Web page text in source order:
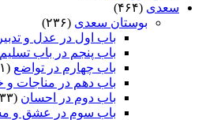
سعدی (۴۶۴)
بوستان سعدی (۲۳۶)
باب اول در عدل و
باب پنجم در باب
باب چهارم در تواضع (۳۱)
باب دهم در مناجات و
باب دوم در احسان (۳۳)
باب سوم در عشق و